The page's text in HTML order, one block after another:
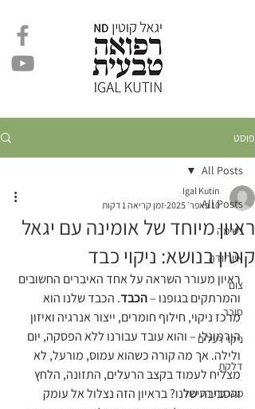
פוסט
All Posts
נשימה
איורוודה
צום
סוכר
ניקוי רעלים
דלקת
מערכת העיכול
All Posts
ראיון מיוחד של אומינה עם יגאל
קוטין בנושא: ניקוי כבד
Igal Kutin
10 באפר׳ 2025
זמן קריאה 1 דקות
ראיון מעורר השראה על אחד האיברים החשובים
והמרתקים בגופנו – הכבד. הכבד שלנו הוא
מרכז ניקוי, חילוף חומרים, ייצור אנרגיה ואיזון
הורמונלי – והוא עובד עבורנו ללא הפסקה, יום
ולילה. אך מה קורה כשהוא עמוס, מורעל, לא
מצליח לעמוד בקצב הרעלים, התזונה, הלחץ
והסביבה שלנו? בראיון הזה נצלול אל עומק